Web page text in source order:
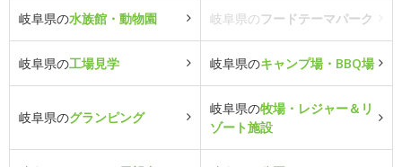
岐阜県の水族館・動物園 岐阜県のフードテーマパーク
岐阜県の工場見学 岐阜県のキャンプ場・BBQ場
岐阜県のグランピング
岐阜県の牧場・レジャー＆リ
ゾート施設